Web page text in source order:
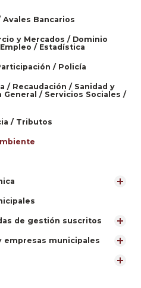
Bancarios
y Mercados / Dominio
/ Estadística
/ Policía
/ Recaudación / Sanidad y
General / Servicios Sociales /
/ Tributos
de gestión suscritos
empresas municipales